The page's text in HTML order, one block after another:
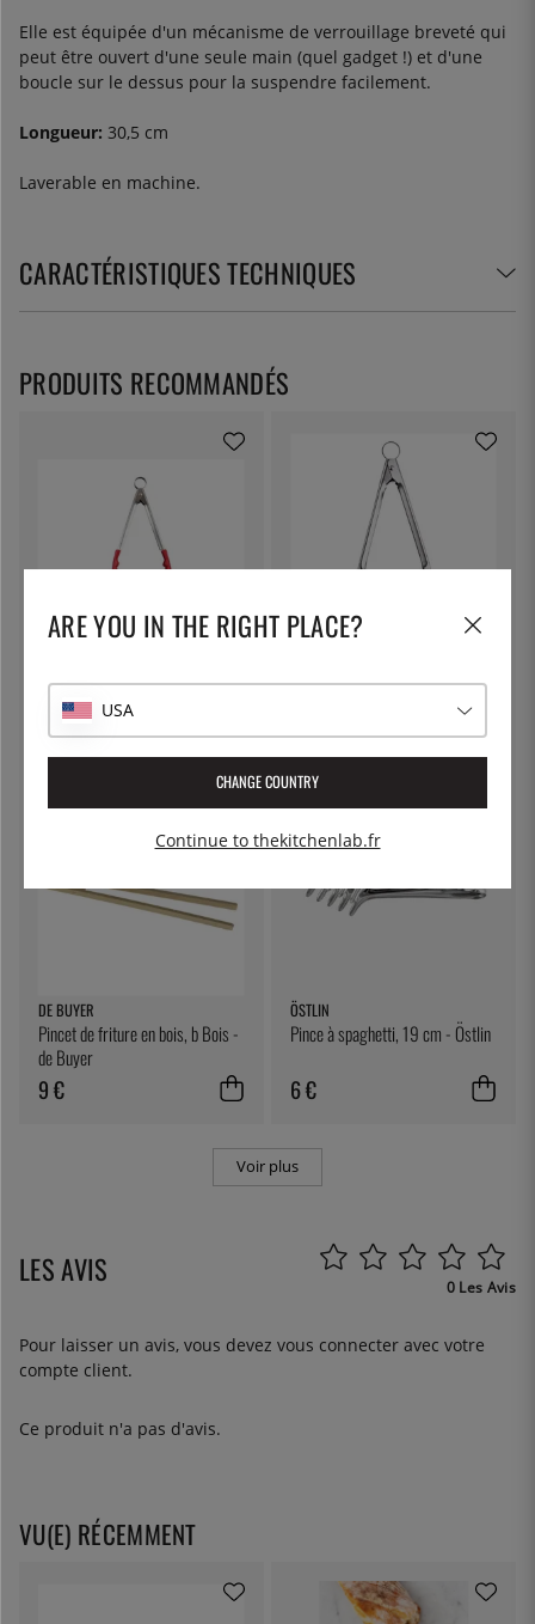
Elle est équipée d'un mécanisme de verrouillage breveté qui
peut être ouvert d'une seule main (quel gadget !) et d'une
boucle sur le dessus pour la suspendre facilement.
Longueur: 30,5 cm
Laverable en machine.
CARACTÉRISTIQUES TECHNIQUES
Pince avec poignée en silicone,
24cm - Cuisipro
32 €
Pince - Cuisipro - 40,6 cm
27 €
DE BUYER
Pincet de friture en bois, b Bois -
de Buyer
9 €
ÖSTLIN
Pince à spaghetti, 19 cm - Östlin
6 €
Voir plus
PRODUITS RECOMMANDÉS
LES AVIS 0 Les Avis
Pour laisser un avis, vous devez vous connecter avec votre
compte client.
Ce produit n'a pas d'avis.
VU(E) RÉCEMMENT
ARE YOU IN THE RIGHT PLACE?
USA
CHANGE COUNTRY
Continue to thekitchenlab.fr